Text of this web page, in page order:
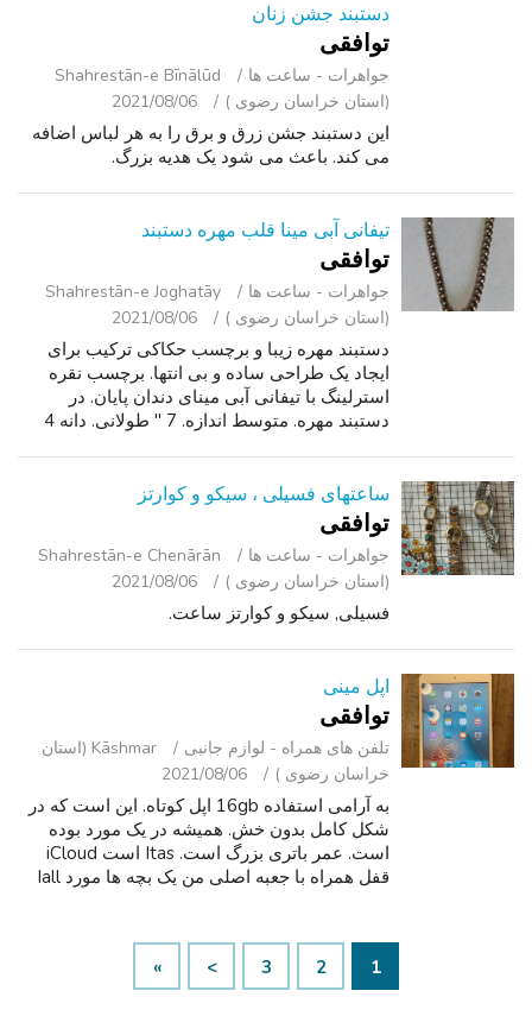
دستبند جشن زنان
توافقی
جواهرات - ساعت ‌ها
Shahrestān-e Bīnālūd
(استان خراسان رضوی )
2021/08/06
این دستبند جشن زرق و برق را به هر لباس اضافه
می کند. باعث می شود یک هدیه بزرگ.
تیفانی آبی مینا قلب مهره دستبند
توافقی
جواهرات - ساعت ‌ها
Shahrestān-e Joghatāy
(استان خراسان رضوی )
2021/08/06
دستبند مهره زیبا و برچسب حکاکی ترکیب برای
ایجاد یک طراحی ساده و بی انتها. برچسب نقره
استرلینگ با تیفانی آبی مینای دندان پایان. در
دستبند مهره. متوسط اندازه. 7 " طولانی. دانه 4
ساعتهای فسیلی ، سیکو و کوارتز
توافقی
جواهرات - ساعت ‌ها
Shahrestān-e Chenārān
(استان خراسان رضوی )
2021/08/06
فسیلی, سیکو و کوارتز ساعت.
اپل مینی
توافقی
تلفن ‌های همراه - لوازم جانبی
Kāshmar (استان
خراسان رضوی )
2021/08/06
به آرامی استفاده 16gb اپل کوتاه. این است که در
شکل کامل بدون خش. همیشه در یک مورد بوده
است. عمر باتری بزرگ است. Itas است iCloud
قفل همراه با جعبه اصلی من یک بچه ها مورد Iall
1
2
3
>
»